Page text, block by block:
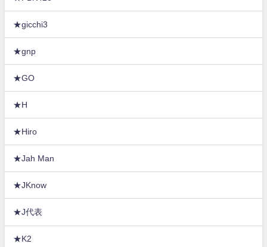
★gicchi3
★gnp
★GO
★H
★Hiro
★Jah Man
★JKnow
★J代表
★K2